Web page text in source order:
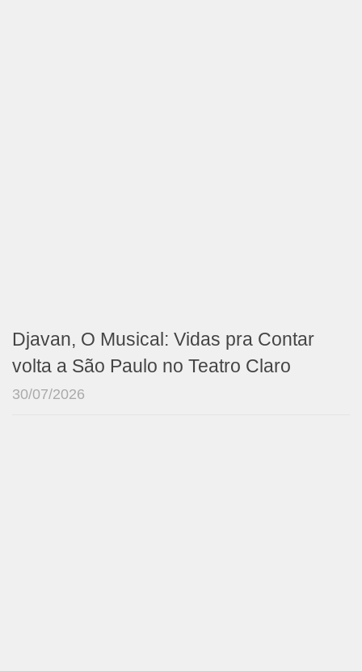
Djavan, O Musical: Vidas pra Contar
volta a São Paulo no Teatro Claro
30/07/2026